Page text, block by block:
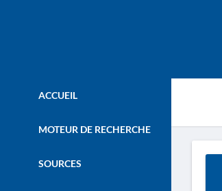
ACCUEIL
MOTEUR DE RECHERCHE
SOURCES